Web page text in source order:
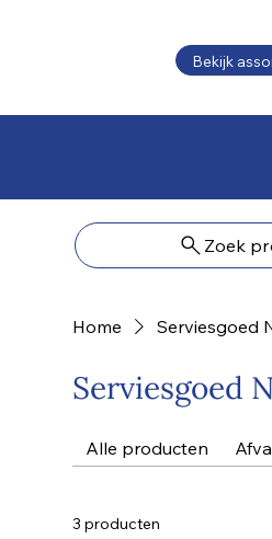
Bekijk
Zoek
Home Serviesgoed
Serviesgoed
Alle producten
3 producten